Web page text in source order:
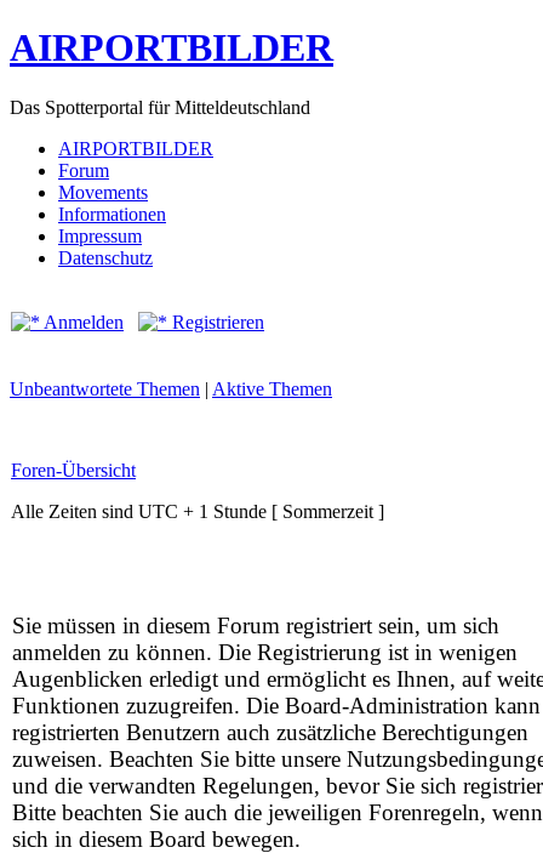
AIRPORTBILDER
Das Spotterportal für Mitteldeutschland
AIRPORTBILDER
Forum
Movements
Informationen
Impressum
Datenschutz
Anmelden Registrieren
Unbeantwortete Themen | Aktive Themen
Foren-Übersicht
Alle Zeiten sind UTC + 1 Stunde [ Sommerzeit ]
Sie müssen in diesem Forum registriert sein, um sich
anmelden zu können. Die Registrierung ist in wenigen
Augenblicken erledigt und ermöglicht es Ihnen, auf
Funktionen zuzugreifen. Die Board-Administration kann
registrierten Benutzern auch zusätzliche Berechtigungen
zuweisen. Beachten Sie bitte unsere
und die verwandten Regelungen, bevor Sie sich
Bitte beachten Sie auch die jeweiligen Forenregeln,
sich in diesem Board bewegen.